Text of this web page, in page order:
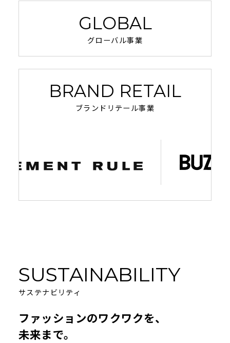
GLOBAL
グローバル事業
BRAND RETAIL
ブランドリテール事業
SUSTAINABILITY
サステナビリティ
ファッションのワクワクを、
未来まで。